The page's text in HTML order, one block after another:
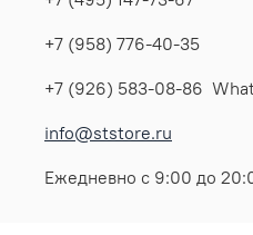
+7 (958) 776-40-35
+7 (926) 583-08-86
info@ststore.ru
Ежедневно с 9:00 до